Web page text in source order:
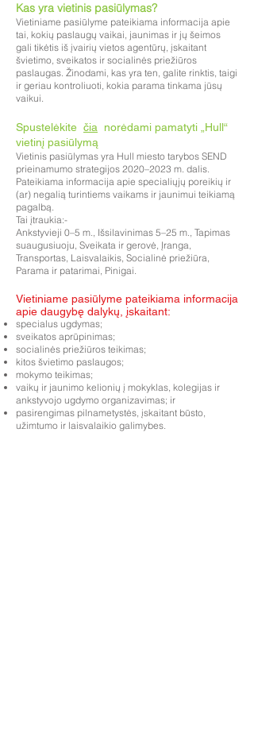
Kas yra vietinis pasiūlymas?
Vietiniame pasiūlyme pateikiama informacija apie
tai, kokių paslaugų vaikai, jaunimas ir jų šeimos
gali tikėtis iš įvairių vietos agentūrų, įskaitant
švietimo, sveikatos ir socialinės priežiūros
paslaugas. Žinodami, kas yra ten, galite rinktis, taigi
ir geriau kontroliuoti, kokia parama tinkama jūsų
vaikui.
Spustelėkite čia
norėdami pamatyti „Hull“
vietinį pasiūlymą
Vietinis pasiūlymas yra Hull miesto tarybos SEND
prieinamumo strategijos 2020–2023 m. dalis.
Pateikiama informacija apie specialiųjų poreikių ir
(ar) negalią turintiems vaikams ir jaunimui teikiamą
pagalbą.
Tai įtraukia:-
Ankstyvieji 0–5 m., Išsilavinimas 5–25 m., Tapimas
suaugusiuoju, Sveikata ir gerovė, Įranga,
Transportas, Laisvalaikis, Socialinė priežiūra,
Parama ir patarimai, Pinigai.
Vietiniame pasiūlyme pateikiama informacija
apie daugybę dalykų, įskaitant:
specialus ugdymas;
sveikatos aprūpinimas;
socialinės priežiūros teikimas;
kitos švietimo paslaugos;
mokymo teikimas;
vaikų ir jaunimo kelionių į mokyklas, kolegijas ir
ankstyvojo ugdymo organizavimas; ir
pasirengimas pilnametystės, įskaitant būsto,
užimtumo ir laisvalaikio galimybes.